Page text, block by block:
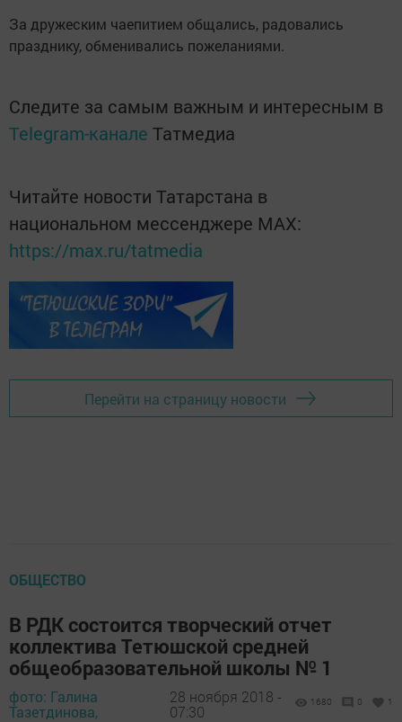
За дружеским чаепитием общались, радовались
празднику, обменивались пожеланиями.
Следите за самым важным и интересным в
Telegram-канале Татмедиа
Читайте новости Татарстана в
национальном мессенджере MАХ:
https://max.ru/tatmedia
Перейти на страницу новости
ОБЩЕСТВО
В РДК состоится творческий отчет
коллектива Тетюшской средней
общеобразовательной школы № 1
фото: Галина
Тазетдинова,
28 ноября 2018 -
07:30
1680 0 1